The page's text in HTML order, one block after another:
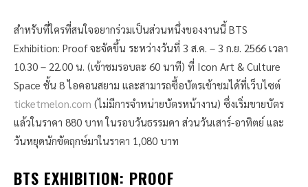
สำหรับที่ใครที่สนใจอยากร่วมเป็นส่วนหนึ่งของงานนี้ BTS
Exhibition: Proof จะจัดขึ้น ระหว่างวันที่ 3 ส.ค. – 3 ก.ย. 2566 เวลา
10.30 – 22.00 น. (เข้าชมรอบละ 60 นาที) ที่ Icon Art & Culture
Space ชั้น 8 ไอคอนสยาม และสามารถซื้อบัตรเข้าชมได้ที่เว็บไซต์
ticketmelon.com (ไม่มีการจำหน่ายบัตรหน้างาน) ซึ่งเริ่มขายบัตร
แล้วในราคา 880 บาท ในรอบวันธรรมดา ส่วนวันเสาร์-อาทิตย์ และ
วันหยุดนักขัตฤกษ์มาในราคา 1,080 บาท
BTS EXHIBITION: PROOF